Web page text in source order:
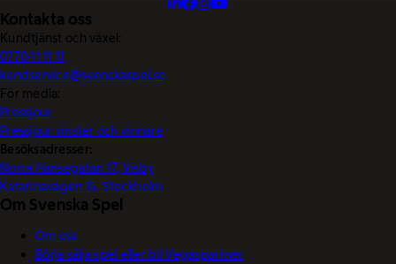
Kontakta oss
Kundtjänst och växel:
0770-11 11 11
kundservice@svenskaspel.se
För media:
Pressjour
Pressjour vinster och vinnare
Besöksadresser:
Norra Hansegatan 17, Visby
Katarinavägen 15, Stockholm
Om Svenska Spel
Om oss
Börja sälja spel eller bli Vegaspartner